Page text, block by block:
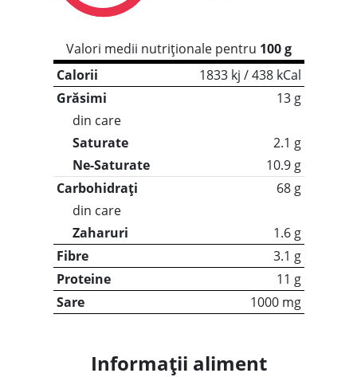
Valori medii nutriționale pentru 100 g
Calorii
1833 kj / 438 kCal
Grăsimi
13 g
din care
Saturate
2.1 g
Ne-Saturate
10.9 g
Carbohidrați
68 g
din care
Zaharuri
1.6 g
Fibre
3.1 g
Proteine
11 g
Sare
1000 mg
Informații aliment